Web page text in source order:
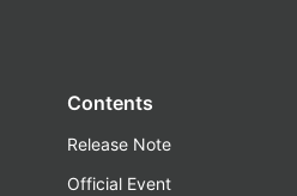
Contents
Release Note
Official Event